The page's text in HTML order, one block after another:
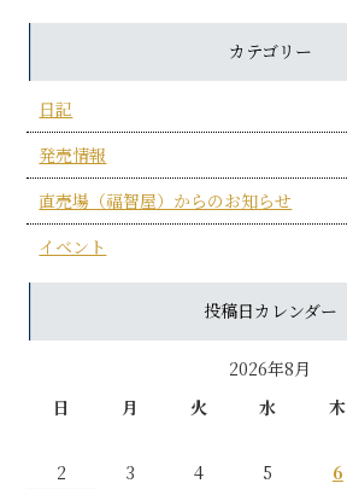
カテゴリー
日記
発売情報
直売場（福智屋）からのお知らせ
イベント
投稿日カレンダー
2026年8月
日
月 火 水 木
2
3 4 5 6